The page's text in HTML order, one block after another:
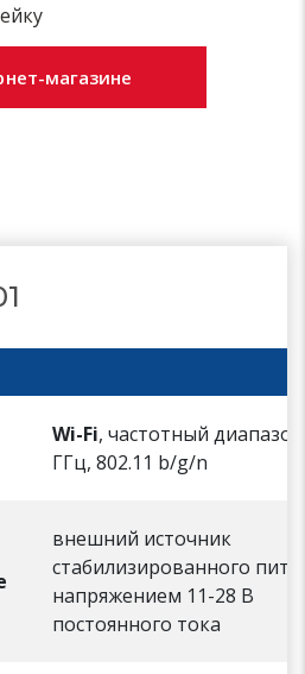
магазине
Wi-Fi, частотный
ГГц, 802.11 b/g/n
внешний источник
стабилизированного
напряжением 11-28 В
постоянного тока